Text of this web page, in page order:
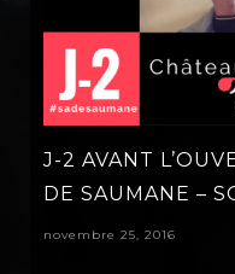
J-2 AVANT
DE SAUMANE –
novembre 25, 2016